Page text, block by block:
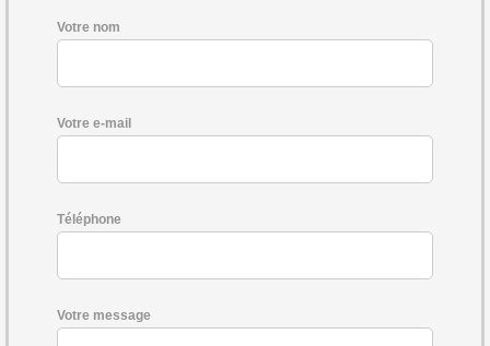
Votre nom
Votre e-mail
Téléphone
Votre message